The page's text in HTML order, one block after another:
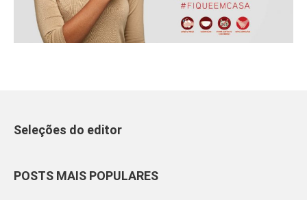
Seleções do editor
POSTS MAIS POPULARES